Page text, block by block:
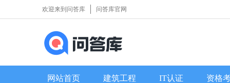
欢迎来到问答库 问答库官网
网站首页 建筑工程 IT认证 资格